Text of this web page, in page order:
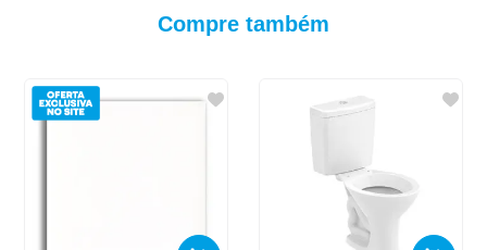
Compre também